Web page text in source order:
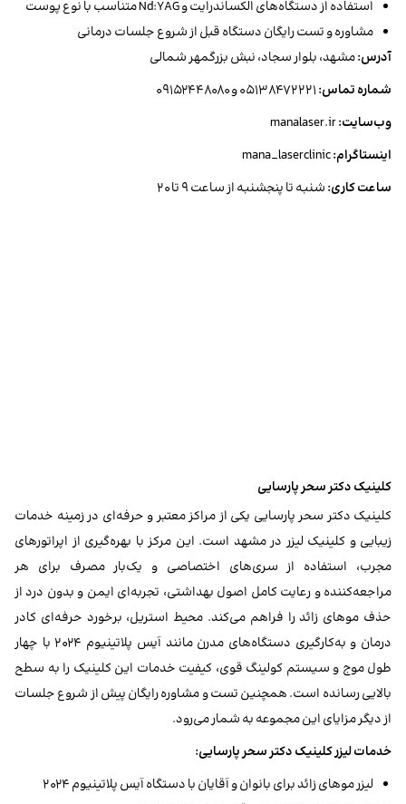
استفاده از دستگاه‌های الکساندرایت و Nd:YAG متناسب با نوع پوست
مشاوره و تست رایگان دستگاه قبل از شروع جلسات درمانی
آدرس:مشهد، بلوار سجاد، نبش بزرگمهر شمالی
شماره تماس:
وب‌سایت:
اینستاگرام:
ساعت کاری:شنبه تا پنجشنبه از ساعت ۹ تا ۲۰
کلینیک دکتر سحر پارسایی
کلینیک دکتر سحر پارسایی یکی از مراکز معتبر و حرفه‌ای در زمینه خدمات
زیبایی و کلینیک لیزر در مشهد است. این مرکز با بهره‌گیری از اپراتورهای
مجرب، استفاده از سری‌های اختصاصی و یک‌بار مصرف برای هر
مراجعه‌کننده و رعایت کامل اصول بهداشتی، تجربه‌ای ایمن و بدون درد از
حذف موهای زائد را فراهم می‌کند. محیط استریل، برخورد حرفه‌ای کادر
درمان و به‌کارگیری دستگاه‌های مدرن مانند آیس پلاتینیوم ۲۰۲۴ با چهار
طول موج و سیستم کولینگ قوی، کیفیت خدمات این کلینیک را به سطح
بالایی رسانده است. همچنین تست و مشاوره رایگان پیش از شروع جلسات
از دیگر مزایای این مجموعه به شمار می‌رود.
خدمات لیزر کلینیک دکتر سحر پارسایی:
لیزر موهای زائد برای بانوان و آقایان با دستگاه آیس پلاتینیوم ۲۰۲۴